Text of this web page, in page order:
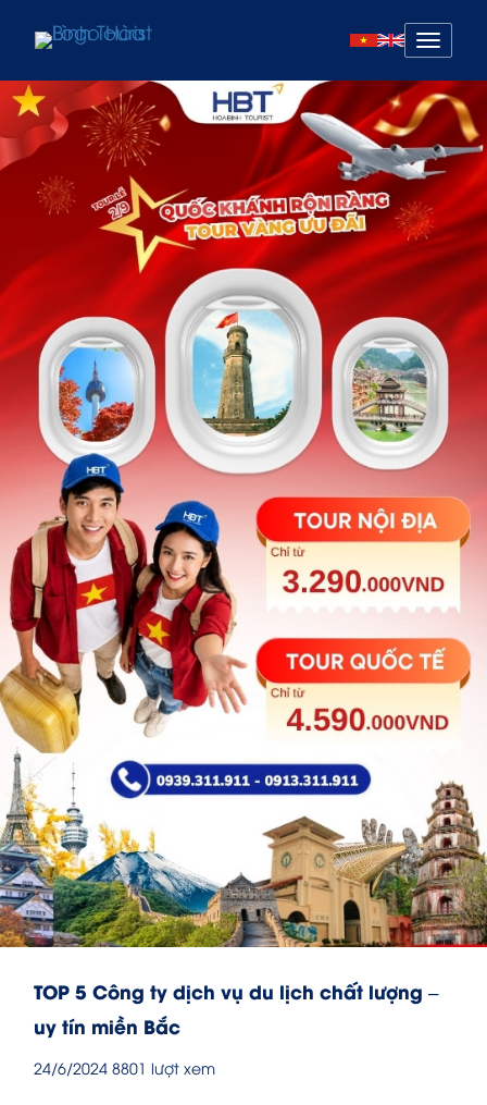
Mở
menu
TOP 5 Công ty dịch vụ du lịch chất lượng –
uy tín miền Bắc
24/6/2024 8801 lượt xem